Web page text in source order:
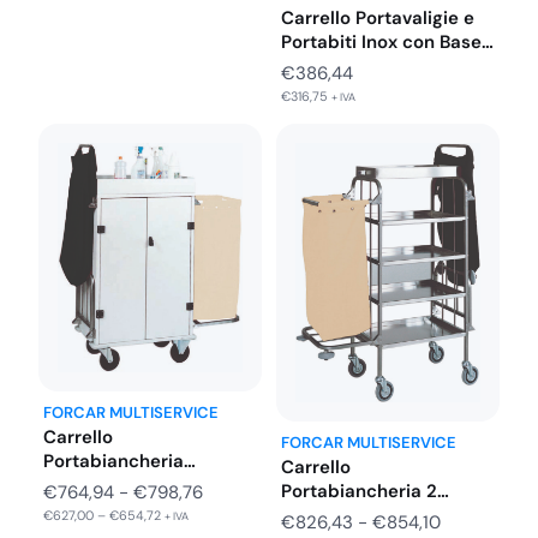
Carrello Portavaligie e
Portabiti Inox con Base
Lamiera…
€386,44
€316,75 + IVA
FORCAR MULTISERVICE
Carrello
Portabiancheria
Armadiato 2 Sacchi
€764,94 - €798,76Fascia
€627,00 – €654,72 + IVA
FORCAR MULTISERVICE
Carrello
Portabiancheria 2
Sacchi Inox 4 Piani
€826,43 - €854,10Fascia